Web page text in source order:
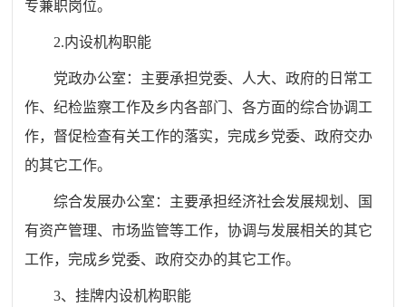
专兼职岗位。
2.内设机构职能
党政办公室：主要承担党委、人大、政府的日常工
作、纪检监察工作及乡内各部门、各方面的综合协调工
作，督促检查有关工作的落实，完成乡党委、政府交办
的其它工作。
综合发展办公室：主要承担经济社会发展规划、国
有资产管理、市场监管等工作，协调与发展相关的其它
工作，完成乡党委、政府交办的其它工作。
3、挂牌内设机构职能